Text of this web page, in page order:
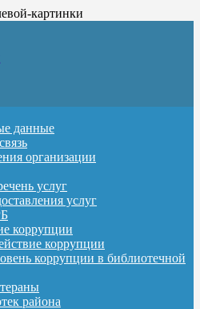
данные
организации
услуг
услуг
коррупции
коррупции
коррупции в библиотечной
района